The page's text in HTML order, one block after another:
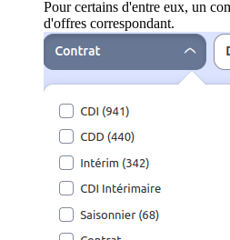
Pour certains d'entre eux, un
d'offres correspondant.